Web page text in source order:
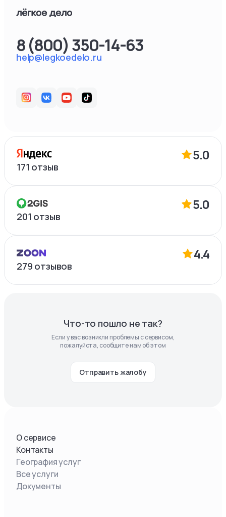
help@legkoedelo.ru
8 (800) 350-14-63
5.0
171 отзыв
5.0
201 отзыв
4.4
279 отзывов
Что-то пошло не так?
Если у вас возникли проблемы с сервисом,
пожалуйста, сообщите нам об этом
Отправить жалобу
О сервисе
Контакты
География услуг
Все услуги
Документы